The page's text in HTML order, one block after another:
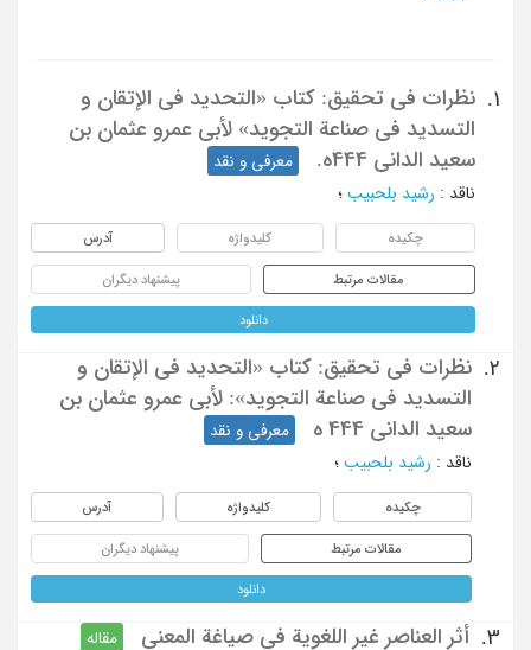
1.
نظرات فی تحقیق: کتاب «التحدید فی الإتقان و
التسدید فی صناعة التجوید» لأبی عمرو عثمان بن
سعید الدانی 444ه.
معرفی و نقد
ناقد : رشید بلحبیب ؛
چکیده کلیدواژه آدرس
مقالات مرتبط پیشنهاد دیگران
دانلود
2.
نظرات فی تحقیق: کتاب «التحدید فی الإتقان و
التسدید فی صناعة التجوید»: لأبی عمرو عثمان بن
سعید الدانی 444 ه
معرفی و نقد
ناقد : رشید بلحبیب ؛
چکیده کلیدواژه آدرس
مقالات مرتبط پیشنهاد دیگران
دانلود
3. أثر العناصر غیر اللغویة فی صیاغة المعنی
مقاله